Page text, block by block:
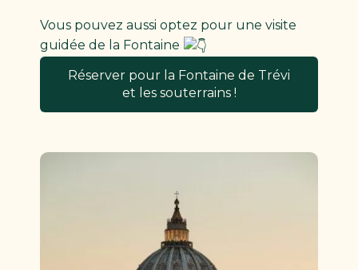
Vous pouvez aussi optez pour une visite
guidée de la Fontaine
Réserver pour la Fontaine de Trévi
et les souterrains !